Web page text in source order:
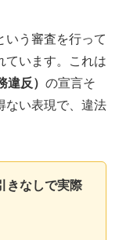
いう審査を行って
ています。これは
反） の宣言そ
ない表現で、違法
きなしで実際